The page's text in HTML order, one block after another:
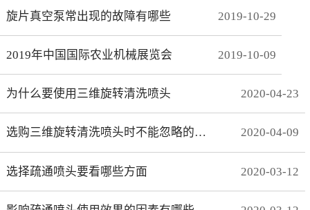
旋片真空泵常出现的故障有哪些 2019-10-29
2019年中国国际农业机械展览会 2019-10-09
为什么要使用三维旋转清洗喷头 2020-04-23
选购三维旋转清洗喷头时不能忽略的事项有哪些 2020-04-09
选择疏通喷头要看哪些方面 2020-03-12